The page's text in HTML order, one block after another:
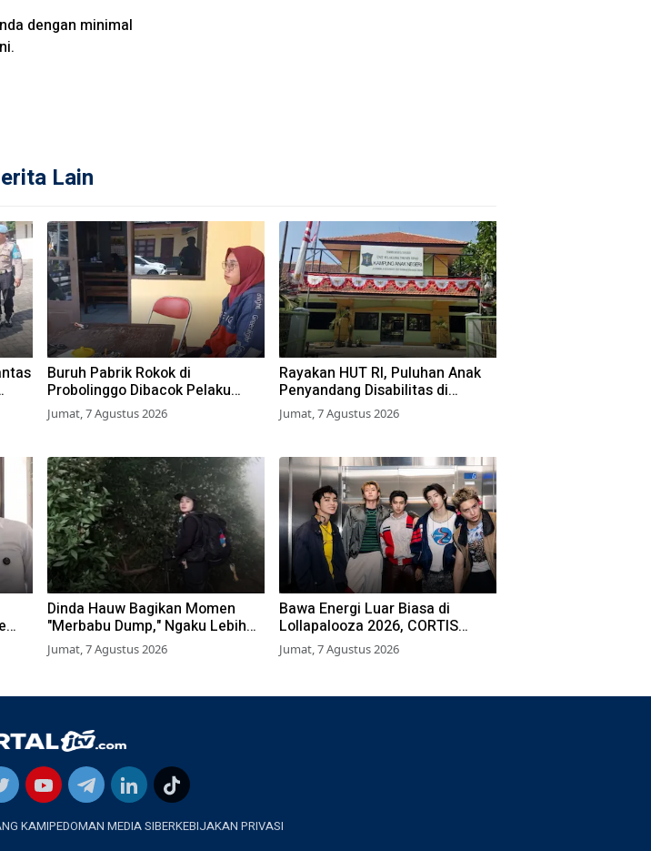
dengan minimal
Lain
Buruh Pabrik Rokok di
Probolinggo Dibacok Pelaku
Begal, Motor dan Tas Amblas
Jumat, 7 Agustus 2026
Rayakan HUT RI, Puluhan Anak
Penyandang Disabilitas di
Surabaya Ikuti Beragam Lomba
Jumat, 7 Agustus 2026
Dinda Hauw Bagikan Momen
"Merbabu Dump," Ngaku Lebih
Capek Dibanding Gunung
Sumbing
Jumat, 7 Agustus 2026
Bawa Energi Luar Biasa di
Lollapalooza 2026, CORTIS
Sukses Tembus Pasar Musik
Global
Jumat, 7 Agustus 2026
KAMIPEDOMAN MEDIA SIBERKEBIJAKAN PRIVASI